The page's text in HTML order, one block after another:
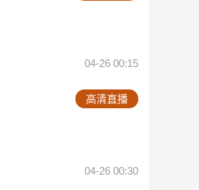
04-26 00:15
高清直播
04-26 00:30